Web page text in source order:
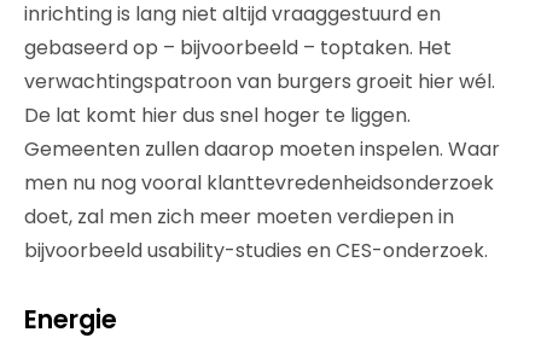
inrichting is lang niet altijd vraaggestuurd en
gebaseerd op – bijvoorbeeld – toptaken. Het
verwachtingspatroon van burgers groeit hier wél.
De lat komt hier dus snel hoger te liggen.
Gemeenten zullen daarop moeten inspelen. Waar
men nu nog vooral klanttevredenheidsonderzoek
doet, zal men zich meer moeten verdiepen in
bijvoorbeeld usability-studies en CES-onderzoek.
Energie